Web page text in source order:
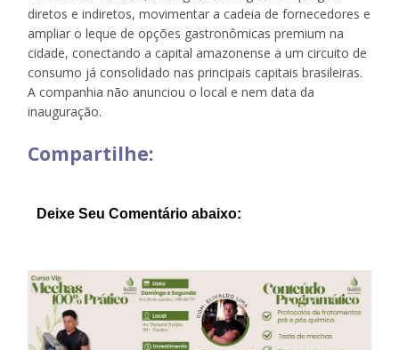
diretos e indiretos, movimentar a cadeia de fornecedores e
ampliar o leque de opções gastronômicas premium na
cidade, conectando a capital amazonense a um circuito de
consumo já consolidado nas principais capitais brasileiras.
A companhia não anunciou o local e nem data da
inauguração.
Compartilhe:
Deixe Seu Comentário abaixo: